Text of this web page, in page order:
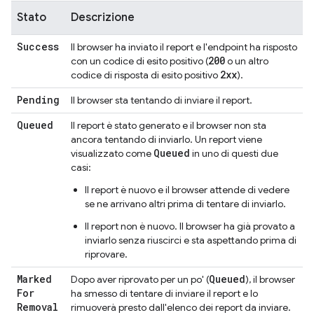
Stato Descrizione
Success
Il browser ha inviato il report e l'endpoint ha risposto
con un codice di esito positivo (200o un altro
codice di risposta di esito positivo 2xx).
Pending Il browser sta tentando di inviare il report.
Queued
Il report è stato generato e il browser non sta
ancora tentando di inviarlo. Un report viene
visualizzato come Queued in uno di questi due
casi:
Il report è nuovo e il browser attende di vedere
se ne arrivano altri prima di tentare di inviarlo.
Il report non è nuovo. Il browser ha già provato a
inviarlo senza riuscirci e sta aspettando prima di
riprovare.
Marked
For
Removal
Dopo aver riprovato per un po' (Queued), il browser
ha smesso di tentare di inviare il report e lo
rimuoverà presto dall'elenco dei report da inviare.